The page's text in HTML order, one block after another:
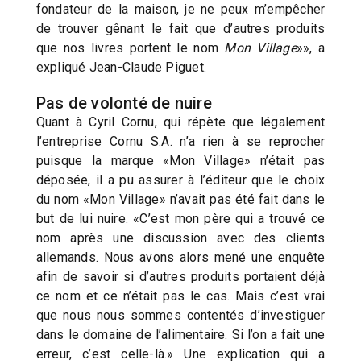
fondateur de la maison, je ne peux m’empêcher
de trouver gênant le fait que d’autres produits
que nos livres portent le nom Mon Village»», a
expliqué Jean-Claude Piguet.
Pas de volonté de nuire
Quant à Cyril Cornu, qui répète que légalement
l’entreprise Cornu S.A. n’a rien à se reprocher
puisque la marque «Mon Village» n’était pas
déposée, il a pu assurer à l’éditeur que le choix
du nom «Mon Village» n’avait pas été fait dans le
but de lui nuire. «C’est mon père qui a trouvé ce
nom après une discussion avec des clients
allemands. Nous avons alors mené une enquête
afin de savoir si d’autres produits portaient déjà
ce nom et ce n’était pas le cas. Mais c’est vrai
que nous nous sommes contentés d’investiguer
dans le domaine de l’alimentaire. Si l’on a fait une
erreur, c’est celle-là.» Une explication qui a